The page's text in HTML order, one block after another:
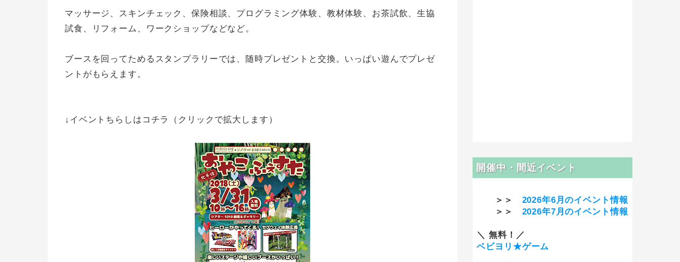
マッサージ、スキンチェック、保険相談、プログラミング体験、教材体験、お茶試飲、生協
試食、リフォーム、ワークショップなどなど。
ブースを回ってためるスタンプラリーでは、随時プレゼントと交換。いっぱい遊んでプレゼ
ントがもらえます。
↓イベントちらしはコチラ（クリックで拡大します）
開催中・間近イベント
＞＞ 2026年6月のイベント情報
＞＞ 2026年7月のイベント情報
＼ 無料！／
ベビヨリ★ゲーム